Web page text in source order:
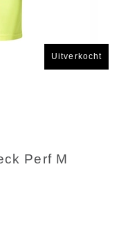
Uitverkocht
Perf M